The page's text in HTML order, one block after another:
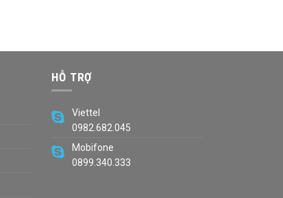
HỖ TRỢ
Viettel
0982.682.045
Mobifone
0899.340.333